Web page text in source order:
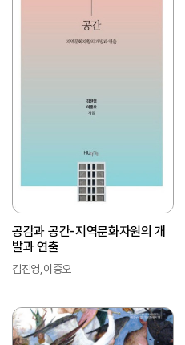
공감과 공간-지역문화자원의 개
발과 연출
김진영,이종오